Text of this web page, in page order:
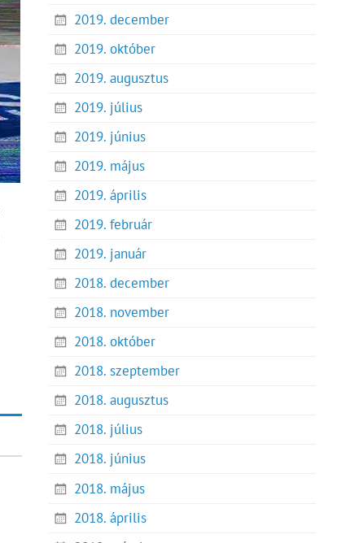
2019. december
2019. október
2019. augusztus
2019. július
2019. június
2019. május
2019. április
2019. február
2019. január
2018. december
2018. november
2018. október
2018. szeptember
2018. augusztus
2018. július
2018. június
2018. május
2018. április